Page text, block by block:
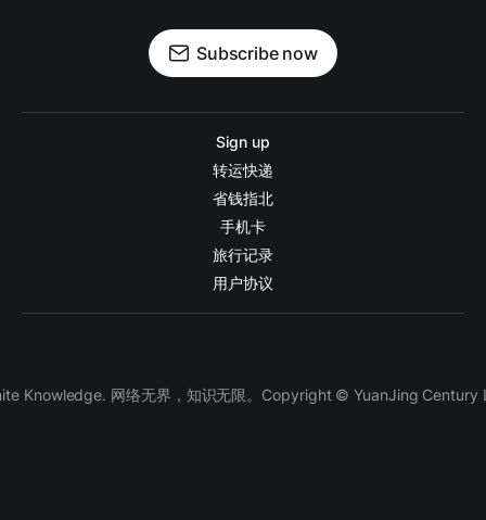
Subscribe now
Sign up
转运快递
省钱指北
手机卡
旅行记录
用户协议
Knowledge. 网络无界，知识无限。Copyright © YuanJing Century